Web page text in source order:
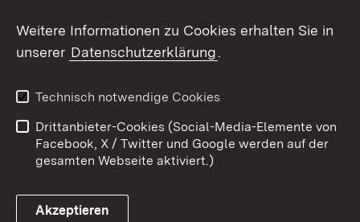
Kontakt
Datenschutz
Barrierefreiheit
Impressum Cookies
Weitere Informationen zu Cookies erhalten Sie in
unserer Datenschutzerklärung.
Technisch notwendige Cookies
Drittanbieter-Cookies (Social-Media-Elemente von
Facebook, X / Twitter und Google werden auf der
gesamten Webseite aktiviert.)
Akzeptieren